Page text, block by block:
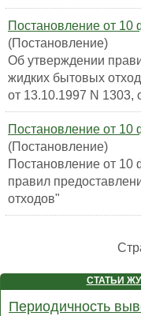
Постановление от 10
(Постановление)
Об утверждении
жидких бытовых
от 13.10.1997 N 1303,
Постановление от 10
(Постановление)
Постановление от 10
правил
отходов"
СТАТЬИ
Периодичность